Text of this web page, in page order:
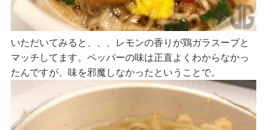
いただいてみると、、、レモンの香りが鶏ガラスープと
マッチしてます。ペッパーの味は正直よくわからなかっ
たんですが、味を邪魔しなかったということで。